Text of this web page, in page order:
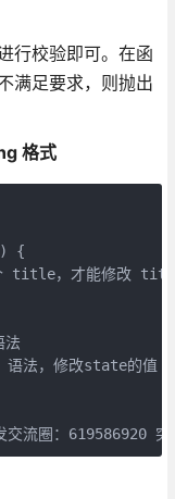
行校验即可。在函
满足要求，则抛出
格式
{
title，才能修改
法，修改state的值